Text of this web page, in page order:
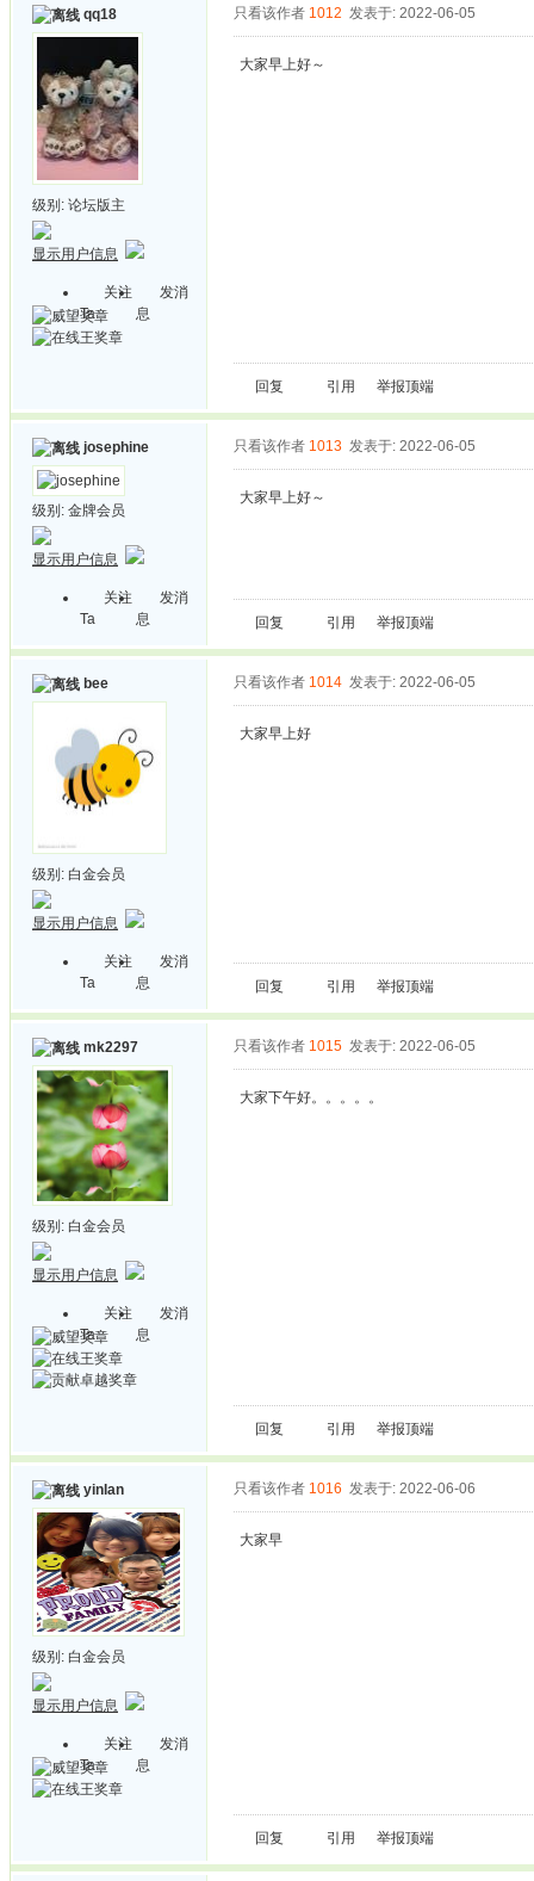
qq18
级别: 论坛版主
显示用户信息
关注
Ta
发消
息
只看该作者 1012 发表于: 2022-06-05
大家早上好～
回复 引用 举报顶端
josephine
级别: 金牌会员
显示用户信息
关注
Ta
发消
息
只看该作者 1013 发表于: 2022-06-05
大家早上好～
回复 引用 举报顶端
bee
级别: 白金会员
显示用户信息
关注
Ta
发消
息
只看该作者 1014 发表于: 2022-06-05
大家早上好
回复 引用 举报顶端
mk2297
级别: 白金会员
显示用户信息
关注
Ta
发消
息
只看该作者 1015 发表于: 2022-06-05
大家下午好。。。。。
回复 引用 举报顶端
yinlan
级别: 白金会员
显示用户信息
关注
Ta
发消
息
只看该作者 1016 发表于: 2022-06-06
大家早
回复 引用 举报顶端